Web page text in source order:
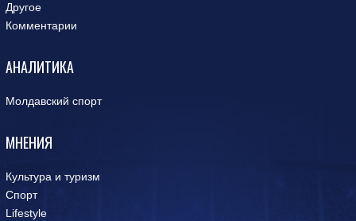
Другое
Комментарии
АНАЛИТИКА
Молдавский спорт
МНЕНИЯ
Культура и туризм
Спорт
Lifestyle